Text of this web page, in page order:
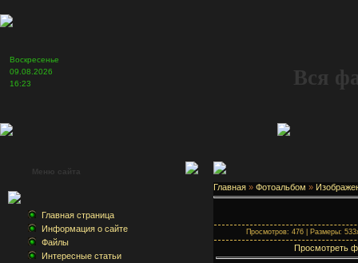
Воскресенье
09.08.2026
16:23
Вся
Меню сайта
Главная страница
Информация о сайте
Файлы
Интересные статьи
Главная » Фотоальбом »
Просмотров: 476 | Размеры:
Просмотреть